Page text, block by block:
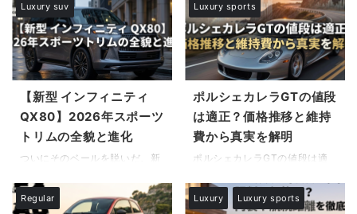
れた情熱と哲学があったからで
す。 単に高価な車を並べるだけ
でなく、走らせることを前提と
した ...
騰を続ける価格の背景にある生
産台数の複雑な実態や、車両の
「真正性を決定づける重要な鑑
定基準」 ...
悩みがあります。それは、先進
的なエアサスペンションを選択
するか、それとも伝統的なコイ
ルサスペンションを選ぶかとい
う究極の選択です。 ディフェン
ダーのエアサスは、まるで魔法
の絨毯のような乗り心地と圧倒
的な悪路走破性を提供する一方
で、複雑な機構ゆえの故障リス
クや高額な修理費用という懸念
ネット上では「エアサスは壊れ
るからやめておけ」という声も
好きにとって憧れの存在であ
り、同時に悩み深い比較対象で
もあります。 どちらも魅力的な
車であることは間違いありませ
んが、いざ購入を検討し始める
と、その性格の違いや維持にか
かるコスト、そして何より日本
国内での取り回しについて、多
くの疑問が湧いてくることでし
ょう。 特に、北米市場をターゲ
ップのタンドラと、世界中のあ
らゆる過酷な環境で働くことを
Luxury suv
【新型 インフィニティ
QX80】2026年スポーツ
トリムの全貌と進化
ついにそのベールを脱いだ、新
2026年モデルとしてフルモデ
ルチェンジを果たしたこのフラ
Luxury sports
ポルシェカレラGTの値段
は適正？価格推移と維持
費から真実を解明
ポルシェカレラGTの値段は適
く知りたいと考えている自動車
ファンやコレクターは少なくあ
Regular Luxury Luxury sports